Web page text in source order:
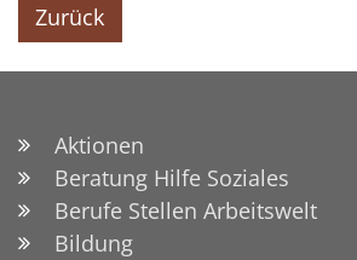
Zurück
Aktionen
Beratung Hilfe Soziales
Berufe Stellen Arbeitswelt
Bildung